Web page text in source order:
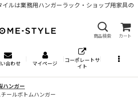
ルは業務用ハンガーラック・ショップ用家具の
商品検索 カート
い合わせ マイページ
コーポレートサ
イト
ハンガー
ールボトムハンガー